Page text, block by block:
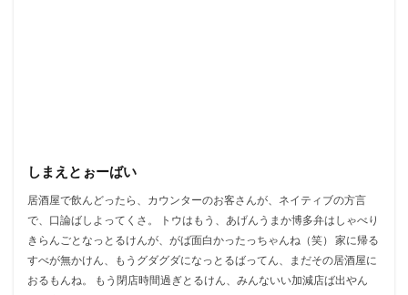
しまえとぉーばい
居酒屋で飲んどったら、カウンターのお客さんが、ネイティブの方言
で、口論ばしよってくさ。 トウはもう、あげんうまか博多弁はしゃべり
きらんごとなっとるけんが、がば面白かったっちゃんね（笑） 家に帰る
すべが無かけん、もうグダグダになっとるばってん、まだその居酒屋に
おるもんね。 もう閉店時間過ぎとるけん、みんないい加減店ば出やん